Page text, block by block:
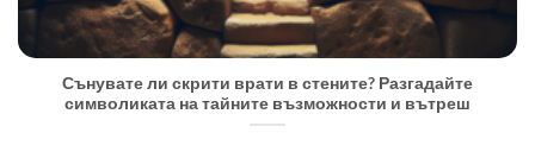
Сънувате ли скрити врати в стените? Разгадайте
символиката на тайните възможности и вътреш